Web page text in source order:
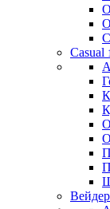
Casual